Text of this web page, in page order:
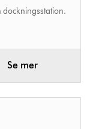
Se mer